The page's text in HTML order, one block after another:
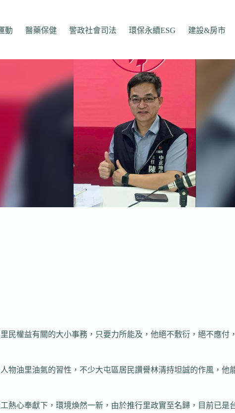
動 醫藥保健 警政社會司法 環保永續ESG 建設&房市
權益有關的大小事務，只要力所能及，他絕不敷衍，絕不應付
油里油氣的習性，不少大屯區居民讚譽林清持坦誠的作風，他
心奉獻下，環境煥然一新，由於推行里政實至名歸，目前已是